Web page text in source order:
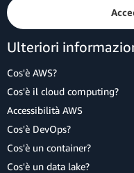
Ulteriori
Cos'è AWS?
Cos'è il cloud computing?
Accessibilità AWS
Cos'è DevOps?
Cos'è un container?
Cos'è un data lake?